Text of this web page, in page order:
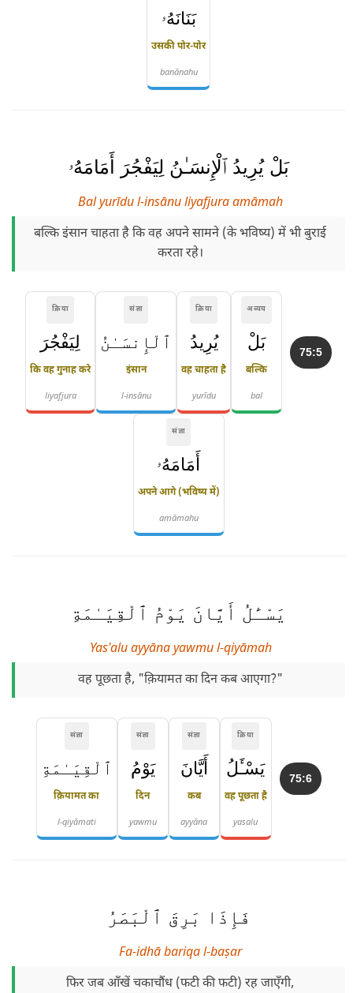
بَنَانَهُۥ
उसकी पोर-पोर
banānahu
بَلْ يُرِيدُ ٱلْإِنسَـٰنُ لِيَفْجُرَ أَمَامَهُۥ
Bal yurīdu l-insānu liyafjura amāmah
बल्कि इंसान चाहता है कि वह अपने सामने (के भविष्य) में भी बुराई
करता रहे।
75:5
अव्यय
بَلْ
बल्कि
bal
क्रिया
يُرِيدُ
वह चाहता है
yurīdu
संज्ञा
ٱلْإِنسَـٰنُ
इंसान
l-insānu
क्रिया
لِيَفْجُرَ
कि वह गुनाह करे
liyafjura
संज्ञा
أَمَامَهُۥ
अपने आगे (भविष्य में)
amāmahu
يَسْـَٔلُ أَيَّانَ يَوْمُ ٱلْقِيَـٰمَةِ
Yas'alu ayyāna yawmu l-qiyāmah
वह पूछता है, "क़ियामत का दिन कब आएगा?"
75:6
क्रिया
يَسْـَٔلُ
वह पूछता है
yasalu
संज्ञा
أَيَّانَ
कब
ayyāna
संज्ञा
يَوْمُ
दिन
yawmu
संज्ञा
ٱلْقِيَـٰمَةِ
क़ियामत का
l-qiyāmati
فَإِذَا بَرِقَ ٱلْبَصَرُ
Fa-idhā bariqa l-baṣar
फिर जब आँखें चकाचौंध (फटी की फटी) रह जाएँगी,